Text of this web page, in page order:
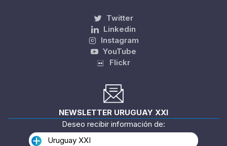
Twitter
Linkedin
Instagram
YouTube
Flickr
NEWSLETTER URUGUAY XXI
Deseo recibir información de:
Uruguay XXI